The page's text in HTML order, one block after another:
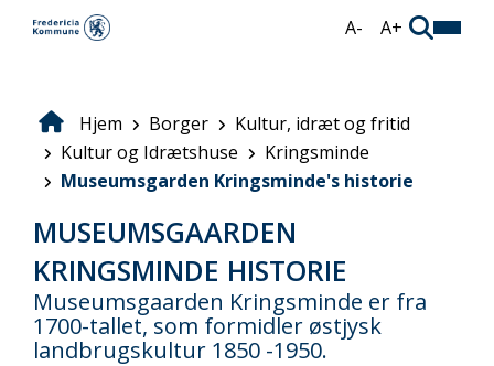
A- A+
Brødkrumme
Hjem Borger
Kultur, idræt og fritid
Kultur og Idrætshuse
Kringsminde
Museumsgarden Kringsminde's historie
MUSEUMSGAARDEN
KRINGSMINDE HISTORIE
Museumsgaarden Kringsminde er fra
1700-tallet, som formidler østjysk
landbrugskultur 1850 -1950.